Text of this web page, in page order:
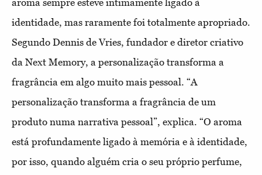
aroma sempre esteve intimamente ligado à
identidade, mas raramente foi totalmente apropriado.
Segundo Dennis de Vries, fundador e diretor criativo
da Next Memory, a personalização transforma a
fragrância em algo muito mais pessoal. “A
personalização transforma a fragrância de um
produto numa narrativa pessoal”, explica. “O aroma
está profundamente ligado à memória e à identidade,
por isso, quando alguém cria o seu próprio perfume,